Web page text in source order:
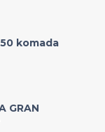
komada
GRAN